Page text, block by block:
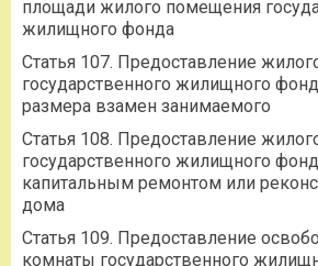
площади жилого помещения
жилищного фонда
Статья 107. Предоставление
государственного жилищного
размера взамен занимаемого
Статья 108. Предоставление
государственного жилищного
капитальным ремонтом или
дома
Статья 109. Предоставление
комнаты государственного